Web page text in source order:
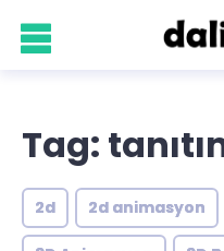
Tag:
2d 2d animasyon